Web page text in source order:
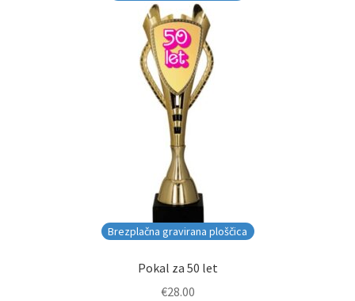
Brezplačna gravirana ploščica
Pokal za 50 let
€28.00